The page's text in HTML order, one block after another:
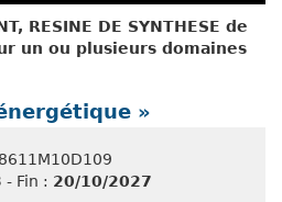
RESINE DE SYNTHESE de
un ou plusieurs domaines
»
- Fin : 20/10/2027